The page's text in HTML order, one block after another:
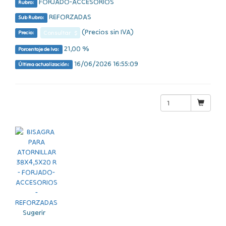
Rubro:
Sub Rubro: REFORZADAS
Precio: Consultar $ (Precios sin IVA)
Porcentaje de Iva: 21,00 %
Última actualización: 16/06/2026 16:55:09
Sugerir